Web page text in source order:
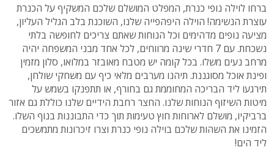
ברחו לוילה נופי כנרת, המפלט המושלם שלכם המשקיף על הכנרת
עוצרת הנשימה! הוילה היפהפייה שלנו, השוכנת בלב הגליל העליון,
מציעה נופים מדהימים וכל הנוחות שאתם צריכים לחופשה בלתי
נשכחת. עם 7 חדרי שינה מרווחים, לכל אחד מבני המשפחה יהיה
מרחב נעים משלו. בכל קומה יש מטבח מאובזר במלואו, סלון מזמין
ופינת אוכל מסוגננת. תיהנו מערבים מלאי כיף עם משחקי שולחן,
תירגעו ליד הבריכה המחוממת גם בחורף, או תתפנקו בשמש על
מיטות השיזוף הנוחות שלנו. החצר רחבת הידיים שלנו כוללת גם אזור
ברביקיו, מושלם לארוחות חוץ טעימות תוך כדי התבוננות בנוף השלו.
הזמינו את השהות שלכם בוילה נופי כנרת וצרו זיכרונות מתמשכים
ליד הים!